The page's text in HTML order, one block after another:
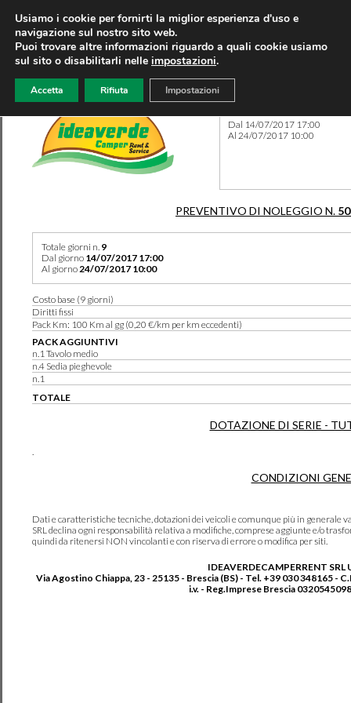
Dal 14/07/2017 17:00
Al 24/07/2017 10:00
PREVENTIVO DI NOLEGGIO N.
Totale giorni n. 9
Dal giorno 14/07/2017 17:00
Al giorno24/07/2017 10:00
Costo base (9 giorni)
Diritti fissi
Pack Km: 100 Km al gg (0,20 €/km per km eccedenti)
PACK AGGIUNTIVI
n.1 Tavolo medio
n.4 Sedia pieghevole
n.1
TOTALE
DOTAZIONE DI SERIE -
CONDIZIONI
Dati e caratteristiche tecniche, dotazioni dei veicoli e comunque più in generale
SRL declina ogni responsabilità relativa a modifiche, comprese aggiunte e/o
quindi da ritenersi NON vincolanti e con riserva di errore o modifica per siti.
IDEAVERDECAMPERRENT SRL
Via Agostino Chiappa, 23 - 25135 - Brescia (BS) - Tel. +39 030 348165 -
i.v. - Reg.Imprese Brescia
Usiamo i cookie per fornirti la miglior esperienza d'uso e
navigazione sul nostro sito web.
Puoi trovare altre informazioni riguardo a quali cookie usiamo
sul sito o disabilitarli nelle impostazioni.
Accetta Rifiuta Impostazioni